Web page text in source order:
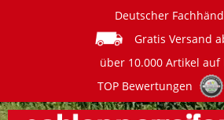
Deutscher
Gratis Versand
über 10.000 Artikel auf
TOP Bewertungen